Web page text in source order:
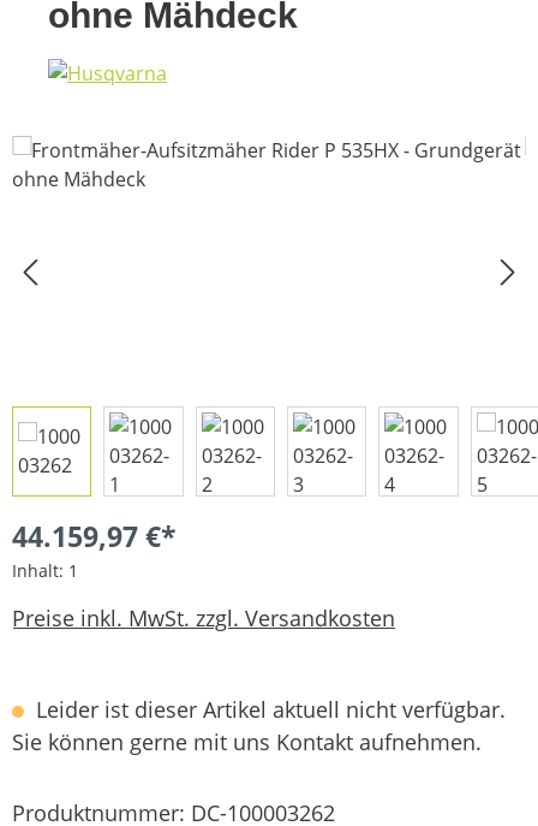
ohne Mähdeck
Bildergalerie überspringen
44.159,97 €*
Inhalt: 1
Preise inkl. MwSt. zzgl. Versandkosten
Leider ist dieser Artikel aktuell nicht verfügbar.
Sie können gerne mit uns Kontakt aufnehmen.
Produktnummer: DC-100003262